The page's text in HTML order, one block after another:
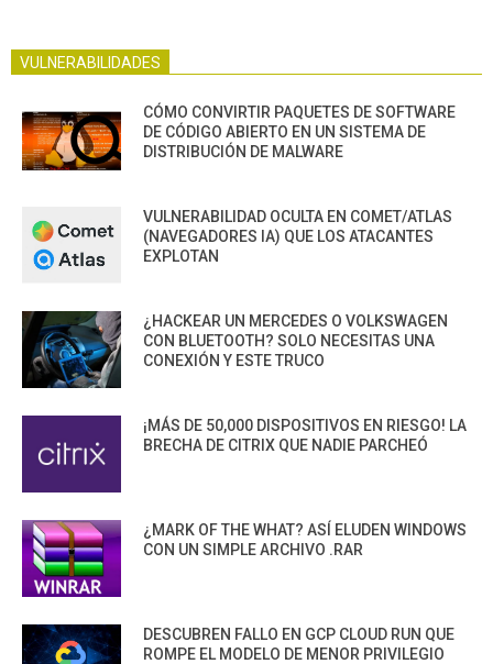
VULNERABILIDADES
CÓMO CONVIRTIR PAQUETES DE SOFTWARE
DE CÓDIGO ABIERTO EN UN SISTEMA DE
DISTRIBUCIÓN DE MALWARE
VULNERABILIDAD OCULTA EN COMET/ATLAS
(NAVEGADORES IA) QUE LOS ATACANTES
EXPLOTAN
¿HACKEAR UN MERCEDES O VOLKSWAGEN
CON BLUETOOTH? SOLO NECESITAS UNA
CONEXIÓN Y ESTE TRUCO
¡MÁS DE 50,000 DISPOSITIVOS EN RIESGO! LA
BRECHA DE CITRIX QUE NADIE PARCHEÓ
¿MARK OF THE WHAT? ASÍ ELUDEN WINDOWS
CON UN SIMPLE ARCHIVO .RAR
DESCUBREN FALLO EN GCP CLOUD RUN QUE
ROMPE EL MODELO DE MENOR PRIVILEGIO